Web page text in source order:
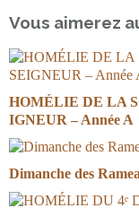
Vous aimerez
HOMÉLIE DE LA
IGNEUR – Année A
Dimanche des